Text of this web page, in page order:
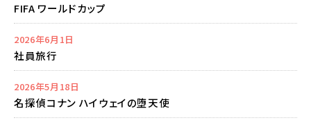
FIFA ワールドカップ
2026年6月1日
社員旅行
2026年5月18日
名探偵コナン ハイウェイの堕天使